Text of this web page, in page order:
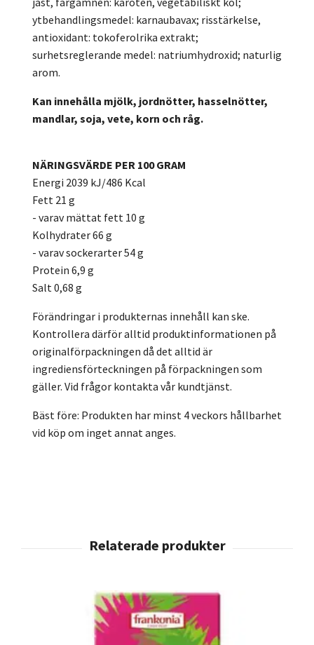
ytbehandlingsmedel: karnaubavax; risstärkelse,
antioxidant: tokoferolrika extrakt;
surhetsreglerande medel: natriumhydroxid; naturlig
arom.
Kan innehålla mjölk, jordnötter, hasselnötter,
mandlar, soja, vete, korn och råg.
NÄRINGSVÄRDE PER 100 GRAM
Energi 2039 kJ/486 Kcal
Fett 21 g
- varav mättat fett 10 g
Kolhydrater 66 g
- varav sockerarter 54 g
Protein 6,9 g
Salt 0,68 g
Förändringar i produkternas innehåll kan ske.
Kontrollera därför alltid produktinformationen på
originalförpackningen då det alltid är
ingrediensförteckningen på förpackningen som
gäller. Vid frågor kontakta vår kundtjänst.
Bäst före: Produkten har minst 4 veckors hållbarhet
vid köp om inget annat anges.